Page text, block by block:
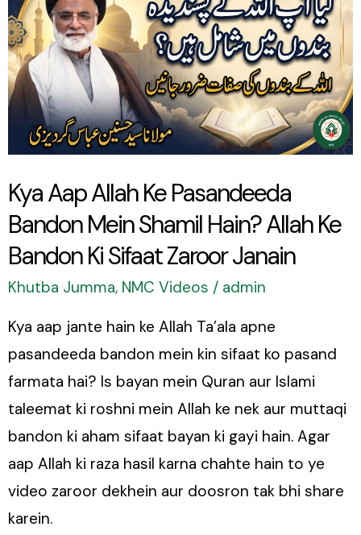
Kya Aap Allah Ke Pasandeeda
Bandon Mein Shamil Hain? Allah Ke
Bandon Ki Sifaat Zaroor Janain
Khutba Jumma, NMC Videos / admin
Kya aap jante hain ke Allah Ta’ala apne
pasandeeda bandon mein kin sifaat ko pasand
farmata hai? Is bayan mein Quran aur Islami
taleemat ki roshni mein Allah ke nek aur muttaqi
bandon ki aham sifaat bayan ki gayi hain. Agar
aap Allah ki raza hasil karna chahte hain to ye
video zaroor dekhein aur doosron tak bhi share
karein.
Allah
Ke
Pasandeeda
Bandon
Mein
Hain?
Allah
Ke
Sifaat
Zaroor
Janain